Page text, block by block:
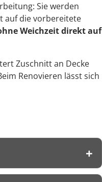
Sie werden
auf die vorbereitete
Weichzeit direkt auf
Zuschnitt an Decke
Renovieren lässt sich